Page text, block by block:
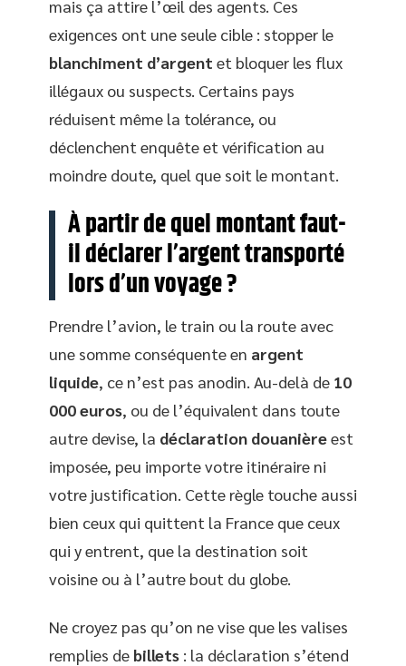
mais ça attire l’œil des agents. Ces
exigences ont une seule cible : stopper le
blanchiment d’argent et bloquer les flux
illégaux ou suspects. Certains pays
réduisent même la tolérance, ou
déclenchent enquête et vérification au
moindre doute, quel que soit le montant.
À partir de quel montant faut-
il déclarer l’argent transporté
lors d’un voyage ?
Prendre l’avion, le train ou la route avec
une somme conséquente en argent
liquide, ce n’est pas anodin. Au-delà de 10
000 euros, ou de l’équivalent dans toute
autre devise, la déclaration douanièreest
imposée, peu importe votre itinéraire ni
votre justification. Cette règle touche aussi
bien ceux qui quittent la France que ceux
qui y entrent, que la destination soit
voisine ou à l’autre bout du globe.
Ne croyez pas qu’on ne vise que les valises
remplies de billets : la déclaration s’étend